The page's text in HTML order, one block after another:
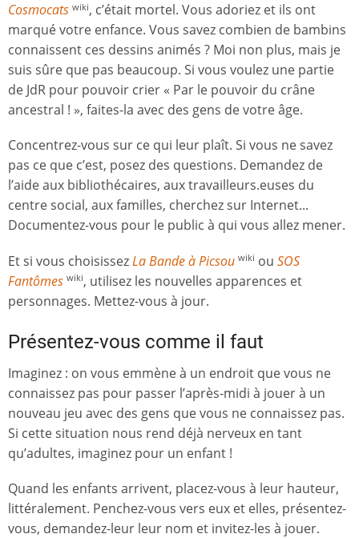
Cosmocats wiki, c’était mortel. Vous adoriez et ils ont
marqué votre enfance. Vous savez combien de bambins
connaissent ces dessins animés ? Moi non plus, mais je
suis sûre que pas beaucoup. Si vous voulez une partie
de JdR pour pouvoir crier « Par le pouvoir du crâne
ancestral ! », faites-la avec des gens de votre âge.
Concentrez-vous sur ce qui leur plaît. Si vous ne savez
pas ce que c’est, posez des questions. Demandez de
l’aide aux bibliothécaires, aux travailleurs.euses du
centre social, aux familles, cherchez sur Internet...
Documentez-vous pour le public à qui vous allez mener.
Et si vous choisissezLa Bande à Picsou wiki ou SOS
Fantômes wiki, utilisez les nouvelles apparences et
personnages. Mettez-vous à jour.
Présentez-vous comme il faut
Imaginez : on vous emmène à un endroit que vous ne
connaissez pas pour passer l’après-midi à jouer à un
nouveau jeu avec des gens que vous ne connaissez pas.
Si cette situation nous rend déjà nerveux en tant
qu’adultes, imaginez pour un enfant !
Quand les enfants arrivent, placez-vous à leur hauteur,
littéralement. Penchez-vous vers eux et elles, présentez-
vous, demandez-leur leur nom et invitez-les à jouer.